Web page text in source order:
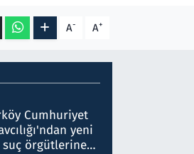
A- A+
Cumhuriyet
yeni
suç örgütlerine